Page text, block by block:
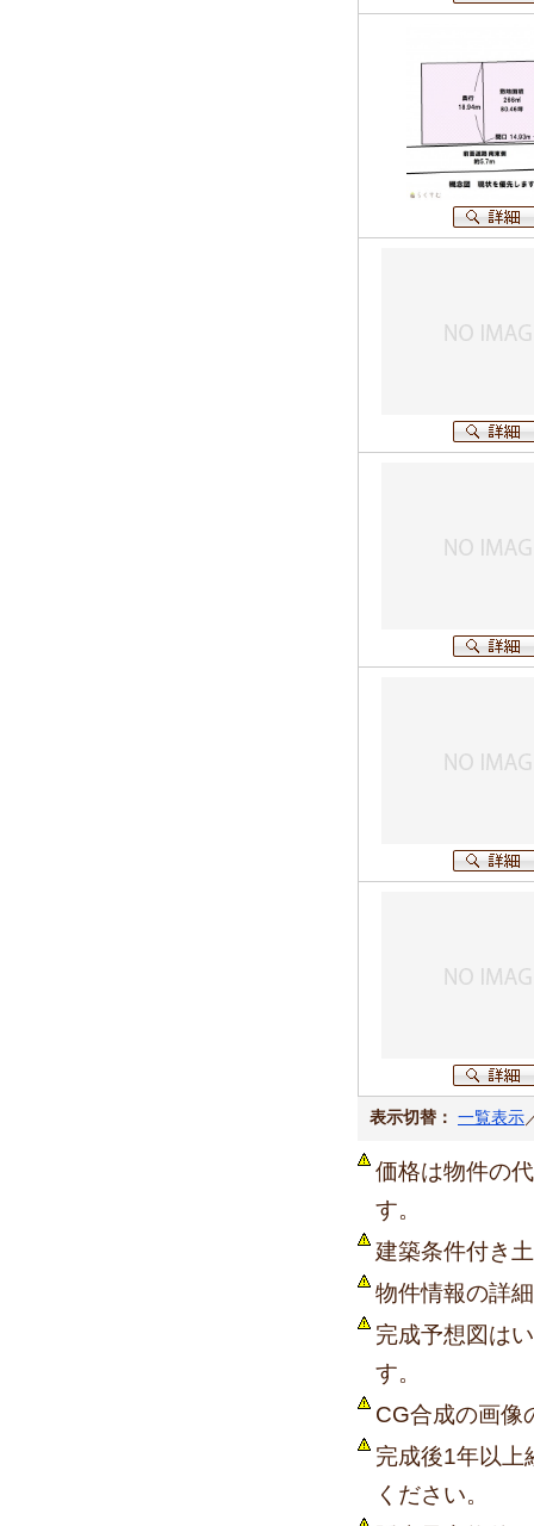
表示切替： 一覧表示
価格は物件の
す。
建築条件付き
物件情報の詳
完成予想図は
す。
CG合成の画像
完成後1年以上
ください。